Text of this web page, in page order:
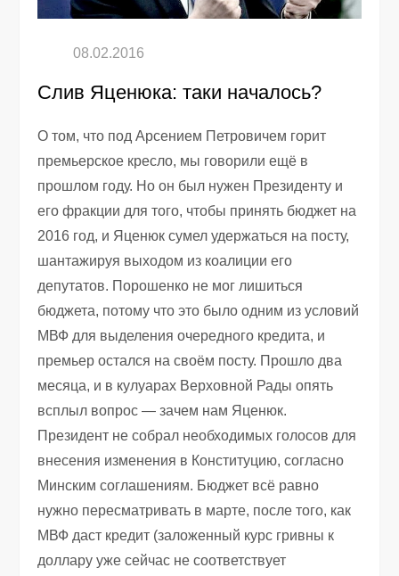
Слив Яценюка: таки началось?
О том, что под Арсением Петровичем горит
премьерское кресло, мы говорили ещё в
прошлом году. Но он был нужен Президенту и
его фракции для того, чтобы принять бюджет на
2016 год, и Яценюк сумел удержаться на посту,
шантажируя выходом из коалиции его
депутатов. Порошенко не мог лишиться
бюджета, потому что это было одним из условий
МВФ для выделения очередного кредита, и
премьер остался на своём посту. Прошло два
месяца, и в кулуарах Верховной Рады опять
всплыл вопрос — зачем нам Яценюк.
Президент не собрал необходимых голосов для
внесения изменения в Конституцию, согласно
Минским соглашениям. Бюджет всё равно
нужно пересматривать в марте, после того, как
МВФ даст кредит (заложенный курс гривны к
доллару уже сейчас не соответствует